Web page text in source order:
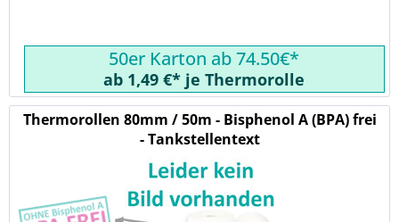
50er Karton ab 74.50€*
ab 1,49 €* je Thermorolle
Thermorollen 80mm / 50m - Bisphenol A (BPA) frei
- Tankstellentext